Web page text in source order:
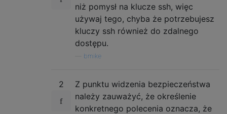
niż pomysł na klucze ssh, więc
używaj tego, chyba że potrzebujesz
kluczy ssh również do zdalnego
dostępu.
bmike
2
Z punktu widzenia bezpieczeństwa
należy zauważyć, że określenie
konkretnego polecenia oznacza, że ​​